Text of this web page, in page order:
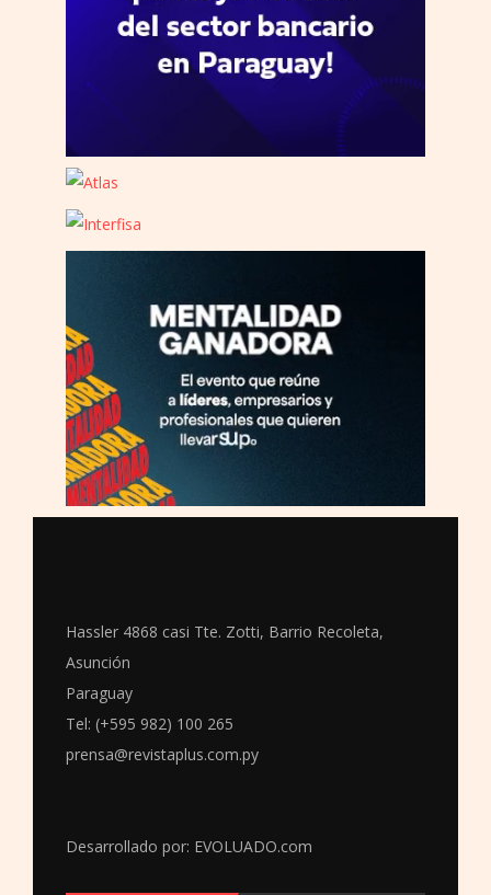
Hassler 4868 casi Tte. Zotti, Barrio Recoleta,
Asunción
Paraguay
Tel: (+595 982) 100 265
prensa@revistaplus.com.py
Desarrollado por: EVOLUADO.com